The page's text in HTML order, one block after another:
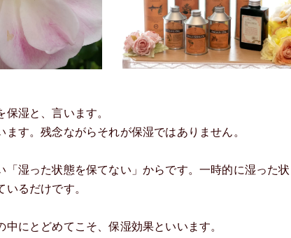
湿と、言います。
す。残念ながらそれが保湿ではありません。
湿った状態を保てない」からです。一時的に湿った状
るだけです。
にとどめてこそ、保湿効果といいます。